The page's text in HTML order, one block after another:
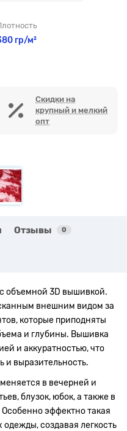
гр/м²
Скидки на
крупный и мелкий
опт
Отзывы 0
объемной 3D вышивкой.
внешним видом за
которые приподняты
и глубины. Вышивка
и аккуратностью, что
и выразительность.
в вечерней и
блузок, юбок, а также в
Особенно эффектно такая
создавая легкость